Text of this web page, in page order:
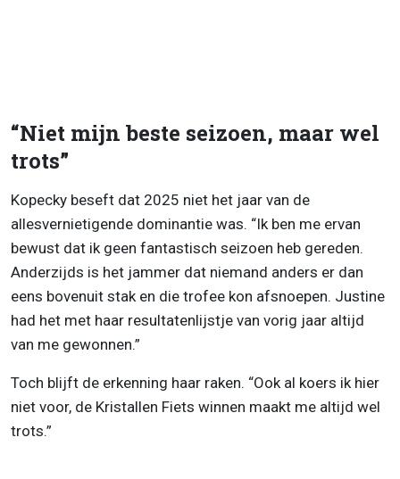
“Niet mijn beste seizoen, maar wel
trots”
Kopecky beseft dat 2025 niet het jaar van de
allesvernietigende dominantie was. “Ik ben me ervan
bewust dat ik geen fantastisch seizoen heb gereden.
Anderzijds is het jammer dat niemand anders er dan
eens bovenuit stak en die trofee kon afsnoepen. Justine
had het met haar resultatenlijstje van vorig jaar altijd
van me gewonnen.”
Toch blijft de erkenning haar raken. “Ook al koers ik hier
niet voor, de Kristallen Fiets winnen maakt me altijd wel
trots.”